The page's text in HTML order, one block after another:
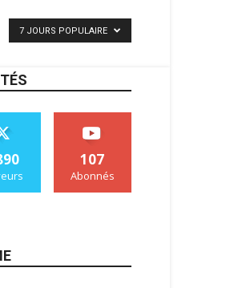
7 JOURS POPULAIRE
107
Abonnés